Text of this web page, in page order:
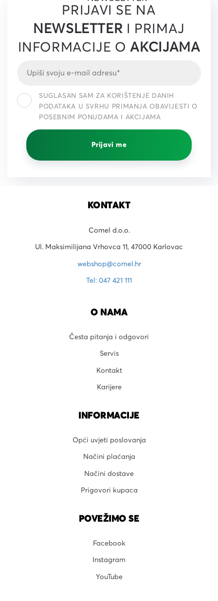
PRIJAVI SE NA
NEWSLETTER I PRIMAJ
INFORMACIJE OAKCIJAMA
SUGLASAN SAM ZA KORIŠTENJE DANIH
PODATAKA U SVRHU PRIMANJA OBAVIJESTI O
POSEBNIM PONUDAMA I AKCIJAMA
Prijavi me
KONTAKT
Comel d.o.o.
Ul. Maksimilijana Vrhovca 11, 47000 Karlovac
webshop@comel.hr
Tel: 047 421 111
O NAMA
Česta pitanja i odgovori
Servis
Kontakt
Karijere
INFORMACIJE
Opći uvjeti poslovanja
Načini plaćanja
Načini dostave
Prigovori kupaca
POVEŽIMO SE
Facebook
Instagram
YouTube